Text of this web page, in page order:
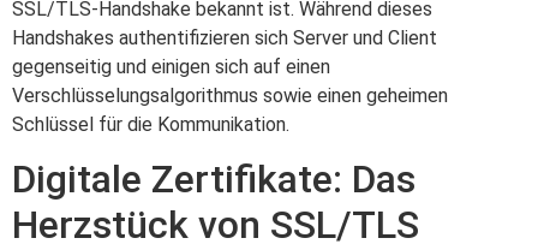
SSL/TLS-Handshake bekannt ist. Während dieses
Handshakes authentifizieren sich Server und Client
gegenseitig und einigen sich auf einen
Verschlüsselungsalgorithmus sowie einen geheimen
Schlüssel für die Kommunikation.
Digitale Zertifikate: Das
Herzstück von SSL/TLS